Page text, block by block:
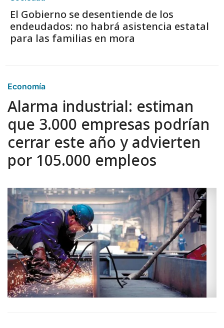
El Gobierno se desentiende de los
endeudados: no habrá asistencia estatal
para las familias en mora
Economía
Alarma industrial: estiman
que 3.000 empresas podrían
cerrar este año y advierten
por 105.000 empleos